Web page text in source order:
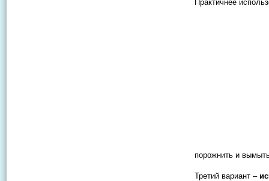
Практичнее
порожнить и
Третий вариант –